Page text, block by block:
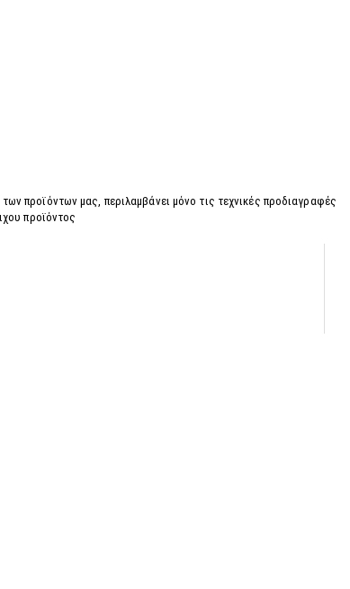
προϊόντων μας, περιλαμβάνει μόνο τις τεχνικές προδιαγραφές
προϊόντος